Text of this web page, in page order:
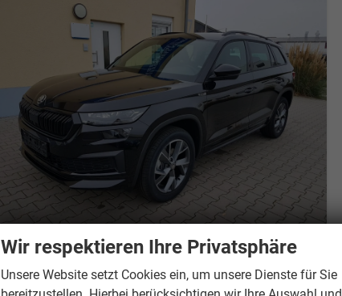
Skoda Kodiaq
Selection Sitzheizg. Klimaauto LED Tempomat 17"
unverbindliche Lieferzeit: 6 - 9 Monate Neuwagen mit Tageszulassung
Wir respektieren Ihre Privatsphäre
Unsere Website setzt Cookies ein, um unsere Dienste für Sie